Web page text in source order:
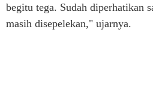
begitu tega. Sudah diperhatikan
masih disepelekan," ujarnya.